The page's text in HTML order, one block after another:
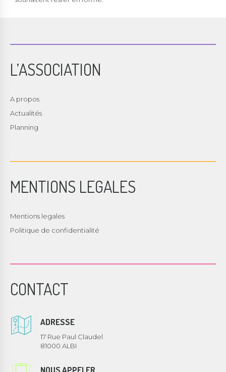
L’ASSOCIATION
A propos
Actualités
Planning
MENTIONS LEGALES
Mentions legales
Politique de confidentialité
CONTACT
ADRESSE
17 Rue Paul Claudel
81000 ALBI
NOUS APPELER